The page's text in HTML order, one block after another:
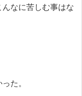
なに苦しむ事はな
た。